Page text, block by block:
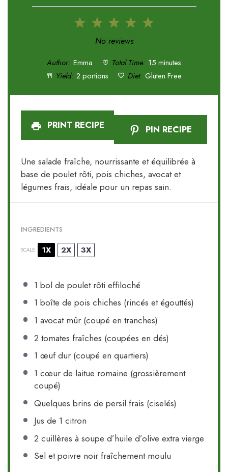
5
4
3
Stars
2
Stars
1
Star
No reviews
Author: Emma Total Time: 15 minutes
Yield: 2 portions Diet: Gluten Free
PRINT RECIPE PIN RECIPE
Une salade fraîche, nourrissante et équilibrée à
base de poulet rôti, pois chiches, avocat et
légumes frais, idéale pour un repas sain.
INGREDIENTS
SCALE 1X 2X 3X
1 bol de poulet rôti effiloché
1 boîte de pois chiches (rincés et égouttés)
1 avocat mûr (coupé en tranches)
2 tomates fraîches (coupées en dés)
1 œuf dur (coupé en quartiers)
1 cœur de laitue romaine (grossièrement
coupé)
Quelques brins de persil frais (ciselés)
Jus de 1 citron
2 cuillères à soupe d’huile d’olive extra vierge
Sel et poivre noir fraîchement moulu